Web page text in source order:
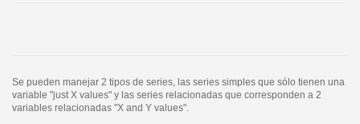
Se pueden manejar 2 tipos de series, las series simples que sólo tienen una
variable "just X values" y las series relacionadas que corresponden a 2
variables relacionadas "X and Y values".